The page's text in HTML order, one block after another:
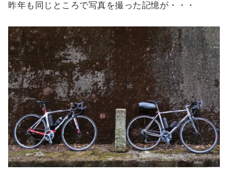
昨年も同じところで写真を撮った記憶が・・・